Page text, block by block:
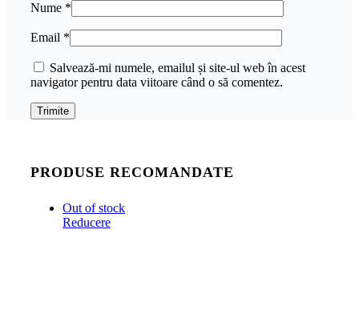
Nume *
Email *
Salvează-mi numele, emailul și site-ul web în acest
navigator pentru data viitoare când o să comentez.
PRODUSE RECOMANDATE
Out of stock
Reducere